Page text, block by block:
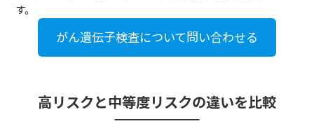
す。
がん遺伝子検査について問い合わせる
高リスクと中等度リスクの違いを比較